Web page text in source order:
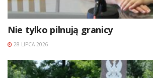
Nie tylko pilnują granicy
28 LIPCA 2026